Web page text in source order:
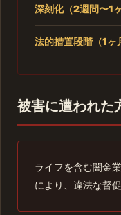
深刻化（2週間〜1ヶ
法的措置段階（1ヶ
被害に遭われた
ライフを含む闇金
により、違法な督